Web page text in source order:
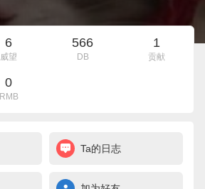
6
威望
566
DB
1
贡献
0
RMB
Ta的日志